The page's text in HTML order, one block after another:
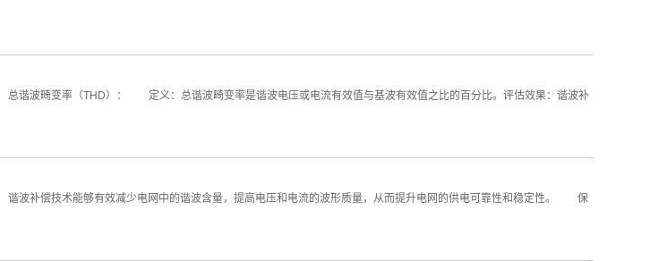
波畸变率（THD）： 定义：总谐波畸变率是谐波电压或电流有效值与基波有效值之比的百分比。评估效果：谐波补
偿技术能够有效减少电网中的谐波含量，提高电压和电流的波形质量，从而提升电网的供电可靠性和稳定性。 保